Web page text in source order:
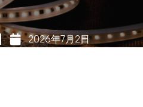
2026年7月2日